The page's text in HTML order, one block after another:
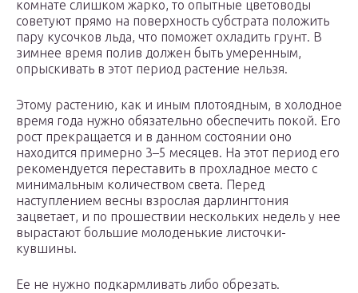
комнате слишком жарко, то опытные цветоводы
советуют прямо на поверхность субстрата положить
пару кусочков льда, что поможет охладить грунт. В
зимнее время полив должен быть умеренным,
опрыскивать в этот период растение нельзя.
Этому растению, как и иным плотоядным, в холодное
время года нужно обязательно обеспечить покой. Его
рост прекращается и в данном состоянии оно
находится примерно 3–5 месяцев. На этот период его
рекомендуется переставить в прохладное место с
минимальным количеством света. Перед
наступлением весны взрослая дарлингтония
зацветает, и по прошествии нескольких недель у нее
вырастают большие молоденькие листочки-
кувшины.
Ее не нужно подкармливать либо обрезать.